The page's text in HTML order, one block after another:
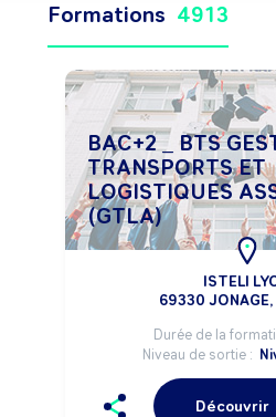
Formations 4913
BAC+2 _ BTS
TRANSPORTS ET
LOGISTIQUES
(GTLA)
ISTELI
69330 JONAGE,
Durée de la
Niveau de sortie :
Découvrir